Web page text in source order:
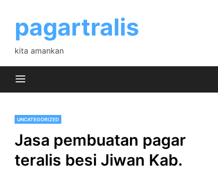
contentpagartralis
kita amankan
UNCATEGORIZED
Jasa pembuatan pagar
teralis besi Jiwan Kab.